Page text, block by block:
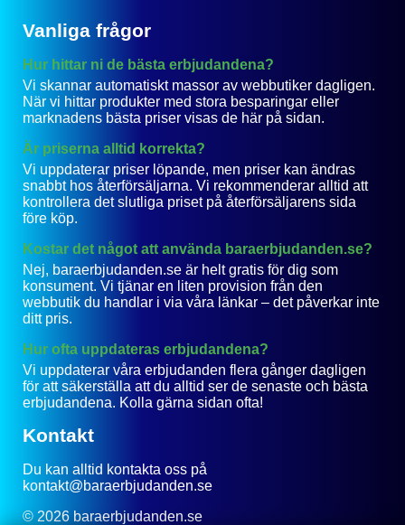
Vanliga frågor
Hur hittar ni de bästa erbjudandena?
Vi skannar automatiskt massor av webbutiker dagligen.
När vi hittar produkter med stora besparingar eller
marknadens bästa priser visas de här på sidan.
Är priserna alltid korrekta?
Vi uppdaterar priser löpande, men priser kan ändras
snabbt hos återförsäljarna. Vi rekommenderar alltid att
kontrollera det slutliga priset på återförsäljarens sida
före köp.
Kostar det något att använda baraerbjudanden.se?
Nej, baraerbjudanden.se är helt gratis för dig som
konsument. Vi tjänar en liten provision från den
webbutik du handlar i via våra länkar – det påverkar inte
ditt pris.
Hur ofta uppdateras erbjudandena?
Vi uppdaterar våra erbjudanden flera gånger dagligen
för att säkerställa att du alltid ser de senaste och bästa
erbjudandena. Kolla gärna sidan ofta!
Kontakt
Du kan alltid kontakta oss på
kontakt@baraerbjudanden.se
© 2026 baraerbjudanden.se